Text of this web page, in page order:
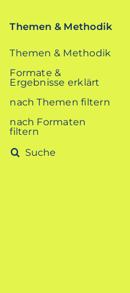
Themen & Methodik
Themen & Methodik
Formate &
Ergebnisse erklärt
nach Themen filtern
nach Formaten
filtern
Suche